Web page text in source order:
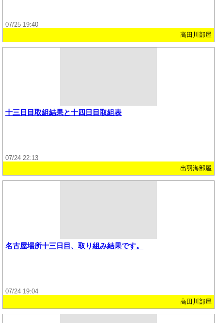
07/25 19:40
高田川部屋
十三日目取組結果と十四日目取組表
07/24 22:13
出羽海部屋
名古屋場所十三日目、取り組み結果です。
07/24 19:04
高田川部屋